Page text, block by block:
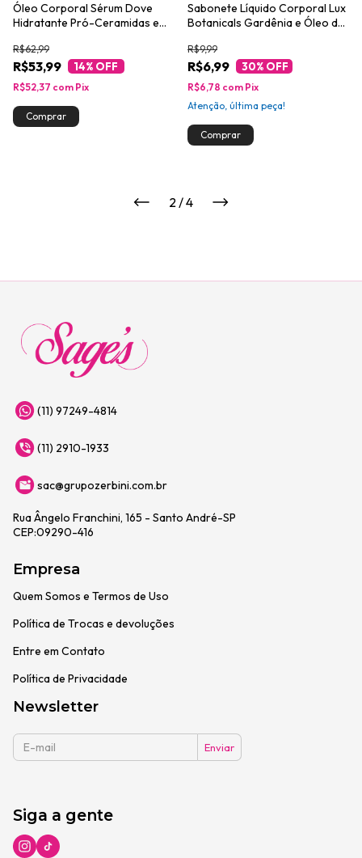
Óleo Corporal Sérum Dove
Hidratante Pró-Ceramidas e
R$53,99
R$62,99
14% OFF
R$52,37 com Pix
Sabonete Líquido Corporal Lux
Botanicals Gardênia e Óleo de
R$6,99
R$9,99
30% OFF
R$6,78 com Pix
Atenção, última peça!
2/4
(11) 97249-4814
(11) 2910-1933
sac@grupozerbini.com.br
Rua Ângelo Franchini, 165 - Santo André-SP
CEP:09290-416
Empresa
Quem Somos e Termos de Uso
Política de Trocas e devoluções
Entre em Contato
Política de Privacidade
Newsletter
Siga a gente